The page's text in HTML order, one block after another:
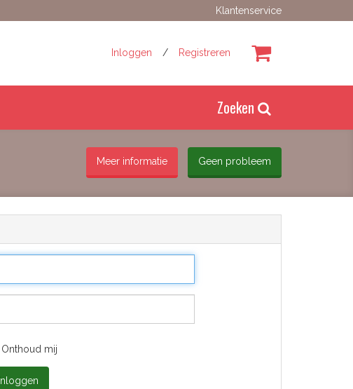
Klantenservice
Inloggen / Registreren
Zoeken
Meer informatie Geen probleem
Onthoud mij
Inloggen